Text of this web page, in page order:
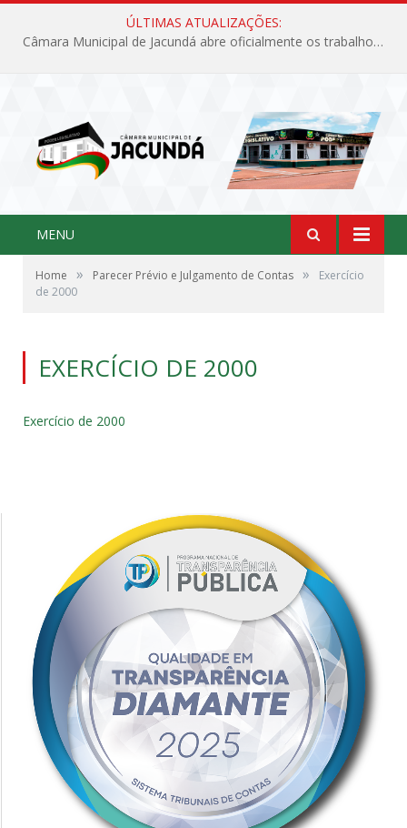
ÚLTIMAS ATUALIZAÇÕES:
Câmara Municipal de Jacundá abre oficialmente os trabalhos legislativos de 2026
MENU
Home » Parecer Prévio e Julgamento de Contas »
Exercício
de 2000
EXERCÍCIO DE 2000
Exercício de 2000